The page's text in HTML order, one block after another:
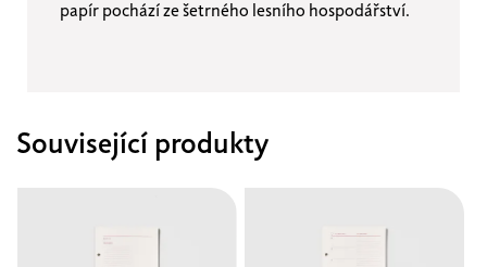
papír pochází ze šetrného lesního hospodářství.
Související produkty